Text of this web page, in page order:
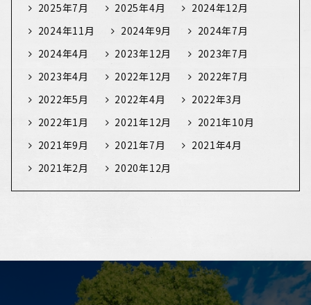
2025年7月
2025年4月
2024年12月
2024年11月
2024年9月
2024年7月
2024年4月
2023年12月
2023年7月
2023年4月
2022年12月
2022年7月
2022年5月
2022年4月
2022年3月
2022年1月
2021年12月
2021年10月
2021年9月
2021年7月
2021年4月
2021年2月
2020年12月